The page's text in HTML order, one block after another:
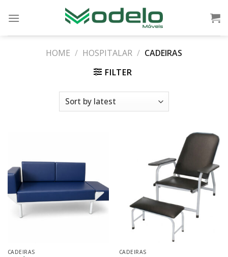
HOME / HOSPITALAR / CADEIRAS
FILTER
CADEIRAS CADEIRAS